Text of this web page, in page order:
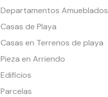
Departamentos Amueblados
Casas de Playa
Casas en Terrenos de playa
Pieza en Arriendo
Edificios
Parcelas